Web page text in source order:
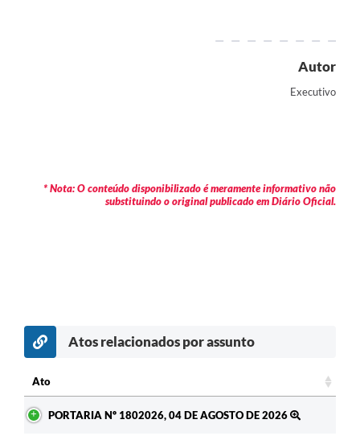
Autor
Executivo
* Nota: O conteúdo disponibilizado é meramente informativo não
substituindo o original publicado em Diário Oficial.
Atos relacionados por assunto
Ato
PORTARIA Nº 1802026, 04 DE AGOSTO DE 2026